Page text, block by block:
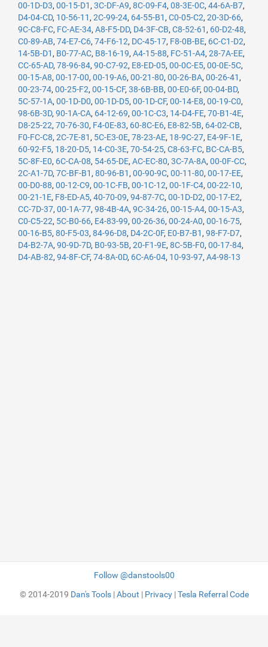
00-1D-D3, 00-15-D1 , 3C-DF-A9, 8C-09-F4, 08-3E-0C, 44-6A-B7,
D4-04-CD, 10-56-11 , 2C-99-24, 64-55-B1 , C0-05-C2, 20-3D-66,
9C-C8-FC, FC-AE-34, A8-F5-DD, D4-3F-CB, C8-52-61 , 60-D2-48,
C0-89-AB, 74-E7-C6, 74-F6-12, DC-45-17, F8-0B-BE, 6C-C1-D2,
14-5B-D1 , B0-77-AC, B8-16-19, A4-15-88, FC-51-A4, 28-7A-EE,
CC-65-AD, 78-96-84, 90-C7-92, E8-ED-05, 00-0C-E5, 00-0E-5C,
00-15-A8, 00-17-00, 00-19-A6, 00-21-80, 00-26-BA, 00-26-41 ,
00-23-74, 00-25-F2, 00-15-CF, 38-6B-BB, 00-E0-6F, 00-04-BD,
5C-57-1A, 00-1D-D0, 00-1D-D5, 00-1D-CF, 00-14-E8, 00-19-C0,
98-6B-3D, 90-1A-CA, 64-12-69, 00-1C-C3, 14-D4-FE, 70-B1-4E,
D8-25-22, 70-76-30, F4-0E-83, 60-8C-E6, E8-82-5B, 64-02-CB,
F0-FC-C8, 2C-7E-81 , 5C-E3-0E, 78-23-AE, 18-9C-27, E4-9F-1E,
60-92-F5, 18-20-D5, 14-C0-3E, 70-54-25, C8-63-FC, BC-CA-B5,
5C-8F-E0, 6C-CA-08, 54-65-DE, AC-EC-80, 3C-7A-8A, 00-0F-CC,
2C-A1-7D, 7C-BF-B1 , 80-96-B1 , 00-90-9C, 00-11-80, 00-17-EE,
00-D0-88, 00-12-C9, 00-1C-FB, 00-1C-12, 00-1F-C4, 00-22-10,
00-21-1E, F8-ED-A5, 40-70-09, 94-87-7C, 00-1D-D2, 00-17-E2,
CC-7D-37, 00-1A-77, 98-4B-4A, 9C-34-26, 00-15-A4, 00-15-A3,
C0-C5-22, 5C-B0-66, E4-83-99, 00-26-36, 00-24-A0, 00-16-75,
00-16-B5, 80-F5-03, 84-96-D8, D4-2C-0F, E0-B7-B1 , 98-F7-D7,
D4-B2-7A, 90-9D-7D, B0-93-5B, 20-F1-9E, 8C-5B-F0, 00-17-84,
D4-AB-82, 94-8F-CF, 74-8A-0D, 6C-A6-04, 10-93-97, A4-98-13
Follow @danstools00
© 2014-2019 Dan's Tools|About | Privacy|Tesla Referral Code